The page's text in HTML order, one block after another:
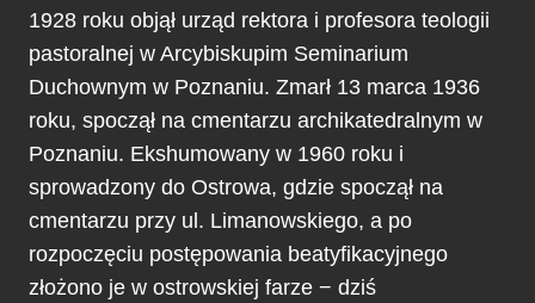
1928 roku objął urząd rektora i profesora teologii
pastoralnej w Arcybiskupim Seminarium
Duchownym w Poznaniu. Zmarł 13 marca 1936
roku, spoczął na cmentarzu archikatedralnym w
Poznaniu. Ekshumowany w 1960 roku i
sprowadzony do Ostrowa, gdzie spoczął na
cmentarzu przy ul. Limanowskiego, a po
rozpoczęciu postępowania beatyfikacyjnego
złożono je w ostrowskiej farze − dziś